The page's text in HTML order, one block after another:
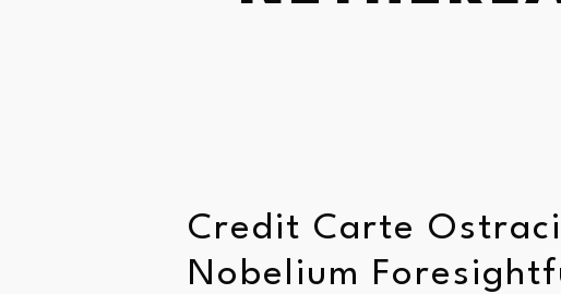
Credit Carte
Nobelium